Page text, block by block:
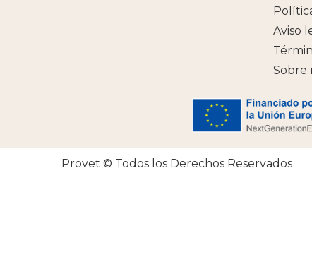
Aviso
Sobre
Provet © Todos los Derechos Reservados